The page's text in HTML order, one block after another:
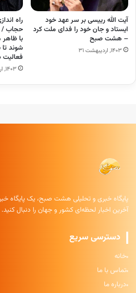
آیت الله رییسی بر سر عهد خود
ایستاد و جان خود را فدای ملت کرد
– هشت صبح
۱۴۰۳, اردیبهشت ۳۱
راه
حجاب /
با
فعالیت
۱۴۰۳, اردیبهشت ۱۲
پایگاه خبری و تحلیلی هشت صبح، یک پایگاه
آخرین اخبار لحظه‌ای کشور و جهان را دنبال کنید.
دسترسی سریع
خانه
تماس با ما
درباره ما